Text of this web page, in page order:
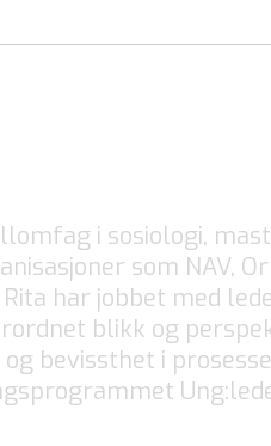
i sosiologi,
som NAV,
har jobbet med
blikk og
bevissthet i